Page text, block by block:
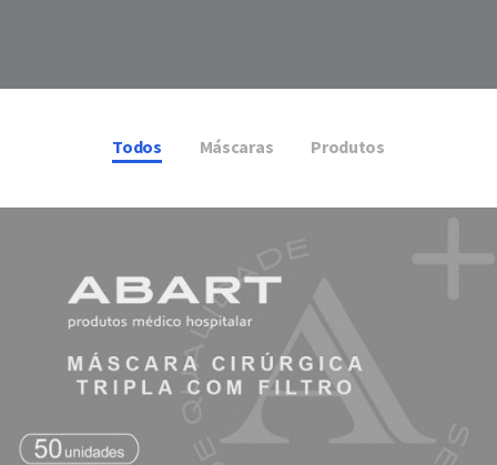
Todos Máscaras Produtos